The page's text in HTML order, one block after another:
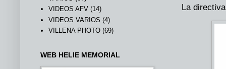
La directiva
VIDEOS AFV (14)
VIDEOS VARIOS (4)
VILLENA PHOTO (69)
WEB HELIE MEMORIAL